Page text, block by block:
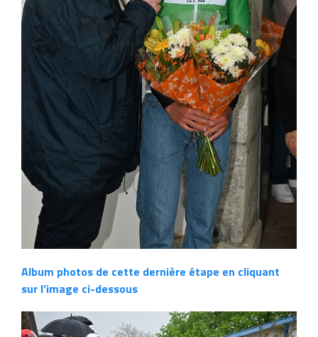
Album photos de cette dernière étape en cliquant
sur l’image ci-dessous